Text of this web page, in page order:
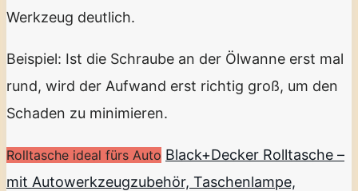
Werkzeug deutlich.
Beispiel: Ist die Schraube an der Ölwanne erst mal
rund, wird der Aufwand erst richtig groß, um den
Schaden zu minimieren.
Rolltasche ideal fürs Auto Black+Decker Rolltasche –
mit Autowerkzeugzubehör, Taschenlampe,